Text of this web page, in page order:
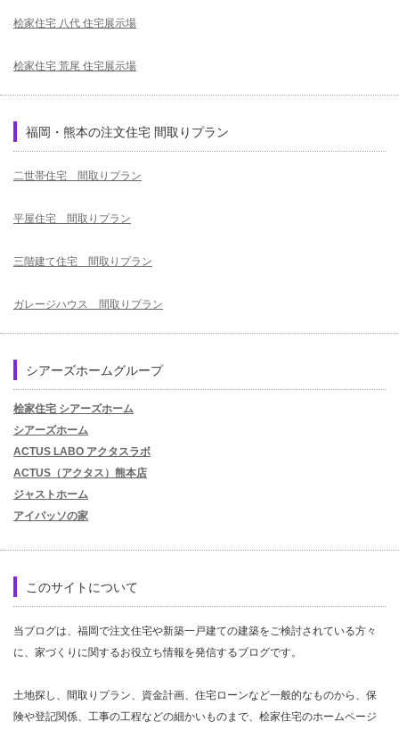
桧家住宅 八代 住宅展示場
桧家住宅 荒尾 住宅展示場
福岡・熊本の注文住宅 間取りプラン
二世帯住宅 間取りプラン
平屋住宅 間取りプラン
三階建て住宅 間取りプラン
ガレージハウス 間取りプラン
シアーズホームグループ
桧家住宅 シアーズホーム
シアーズホーム
ACTUS LABO アクタスラボ
ACTUS（アクタス）熊本店
ジャストホーム
アイパッソの家
このサイトについて
当ブログは、福岡で注文住宅や新築一戸建ての建築をご検討されている方々
に、家づくりに関するお役立ち情報を発信するブログです。
土地探し、間取りプラン、資金計画、住宅ローンなど一般的なものから、保
険や登記関係、工事の工程などの細かいものまで、桧家住宅のホームページ